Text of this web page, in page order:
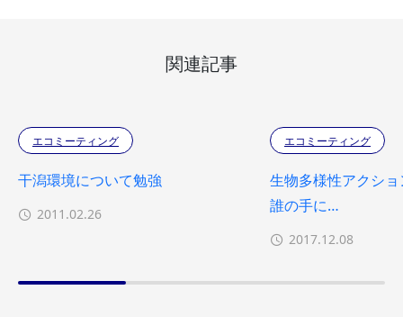
関連記事
エコミーティング
干潟環境について勉強
2011.02.26
エコミーティング
生物多様性アクシ
誰の手に…
2017.12.08